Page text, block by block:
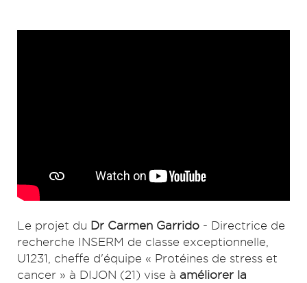
Le projet du Dr Carmen Garrido - Directrice de
recherche INSERM de classe exceptionnelle,
U1231, cheffe d'équipe « Protéines de stress et
cancer » à DIJON (21) vise à améliorer la